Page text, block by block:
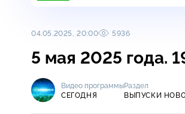
04.05.2025, 20:00 5936
5 мая 2025 года.
Видео программы
СЕГОДНЯ
Раздел
ВЫПУСКИ